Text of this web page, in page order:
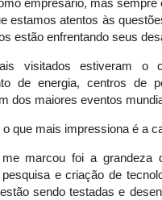
estamos atentos às
estão enfrentando seus
visitados estiveram o
de energia, centros de
dos maiores eventos
o que mais impressiona é a
marcou foi a grandeza
pesquisa e criação de
sendo testadas e